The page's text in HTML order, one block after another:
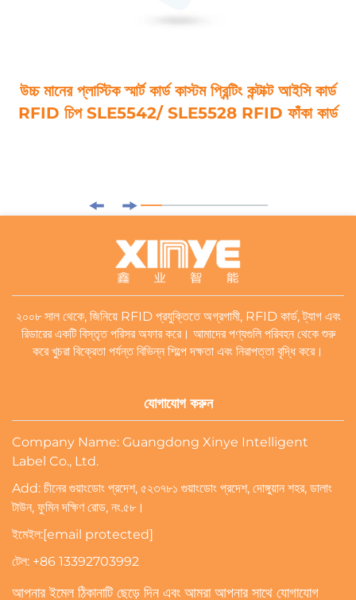
উচ্চ মানের প্লাস্টিক স্মার্ট কার্ড কাস্টম প্রিন্টিং কন্টাক্ট আইসি কার্ড
RFID চিপ SLE5542/ SLE5528 RFID ফাঁকা কার্ড
২০০৮ সাল থেকে, জিনিয়ে RFID প্রযুক্তিতে অগ্রগামী, RFID কার্ড, ট্যাগ এবং
রিডারের একটি বিস্তৃত পরিসর অফার করে। আমাদের পণ্যগুলি পরিবহন থেকে শুরু
করে খুচরা বিক্রেতা পর্যন্ত বিভিন্ন শিল্পে দক্ষতা এবং নিরাপত্তা বৃদ্ধি করে।
যোগাযোগ করুন
Company Name: Guangdong Xinye Intelligent
Label Co., Ltd.
Add: চীনের গুয়াংডোং প্রদেশ, ৫২৩৭৮১ গুয়াংডোং প্রদেশ, দোঙ্গুয়ান শহর, ডালাং
টাউন, ফুমিন দক্ষিণ রোড, নং.৫৮।
ইমেইল:[email protected]
টেল: +86 13392703992
আপনার ইমেল ঠিকানাটি ছেড়ে দিন এবং আমরা আপনার সাথে যোগাযোগ